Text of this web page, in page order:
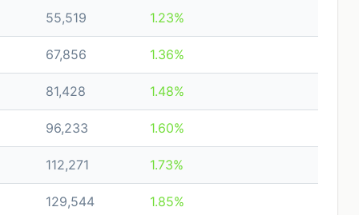
55,519 1.23%
67,856 1.36%
81,428 1.48%
96,233 1.60%
112,271 1.73%
129,544 1.85%